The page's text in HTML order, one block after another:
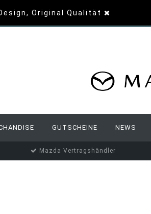
Original Qualität
GUTSCHEINE NEWS
Mazda Vertragshändler